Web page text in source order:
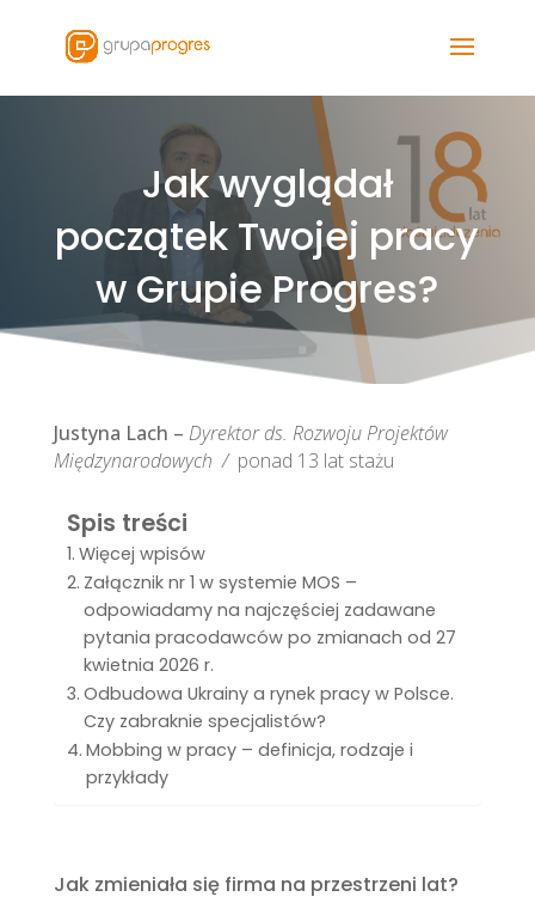
Jak wyglądał
początek Twojej pracy
w Grupie Progres?
Justyna Lach – Dyrektor ds. Rozwoju Projektów
Międzynarodowych / ponad 13 lat stażu
Spis treści
Więcej wpisów
Załącznik nr 1 w systemie MOS –
odpowiadamy na najczęściej zadawane
pytania pracodawców po zmianach od 27
kwietnia 2026 r.
Odbudowa Ukrainy a rynek pracy w Polsce.
Czy zabraknie specjalistów?
Mobbing w pracy – definicja, rodzaje i
przykłady
Jak zmieniała się firma na przestrzeni lat?